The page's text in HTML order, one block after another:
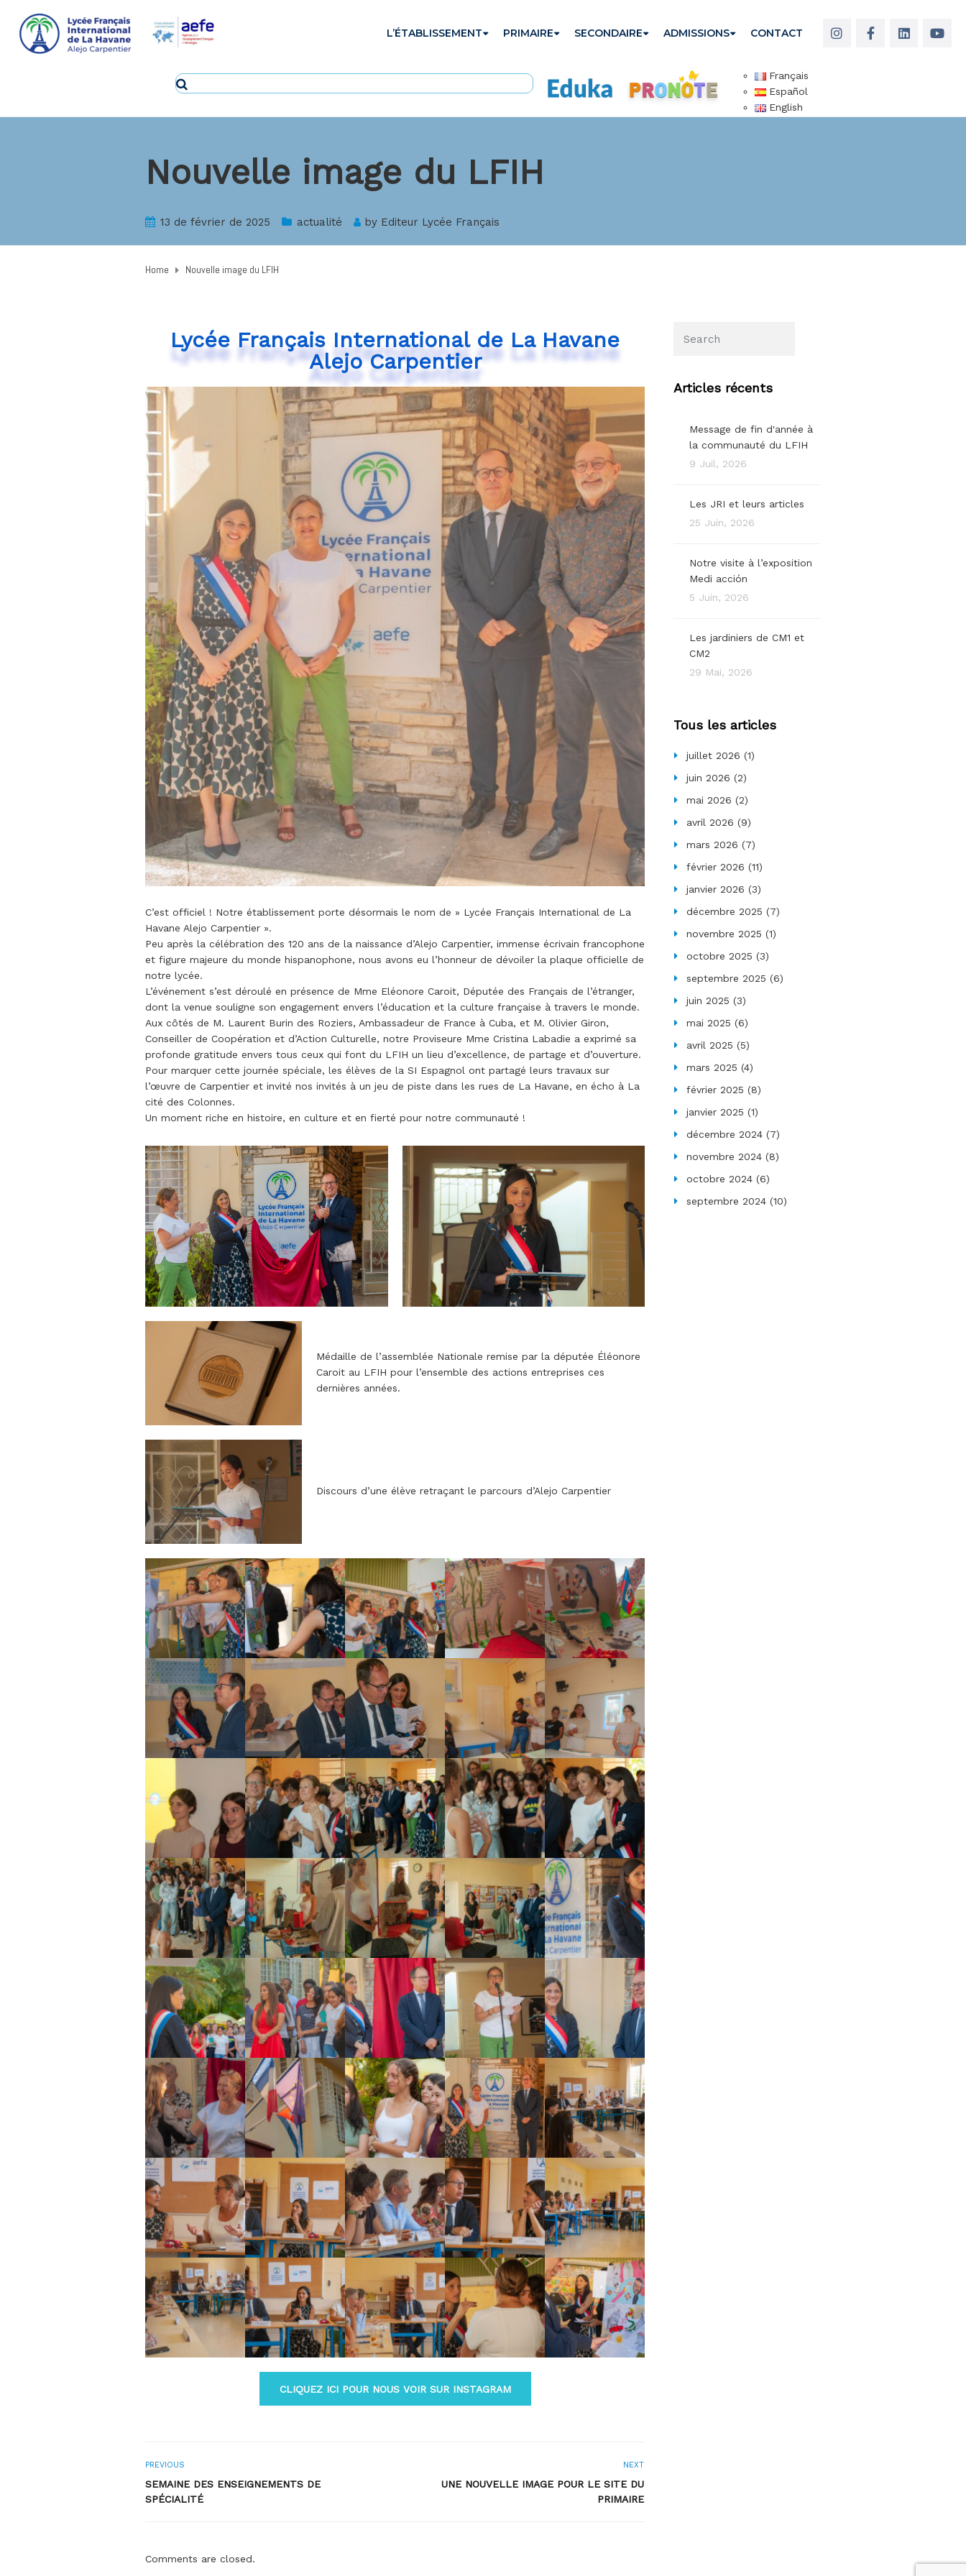
L’ÉTABLISSEMENT PRIMAIRE SECONDAIRE ADMISSIONS CONTACT
Français
Español
English
Nouvelle image du LFIH
13 de février de 2025 actualité by Editeur Lycée Français
Home Nouvelle image du LFIH
Lycée Français International de La Havane
Alejo Carpentier
C’est officiel ! Notre établissement porte désormais le nom de » Lycée Français International de La
Havane Alejo Carpentier ».
Peu après la célébration des 120 ans de la naissance d’Alejo Carpentier, immense écrivain francophone
et figure majeure du monde hispanophone, nous avons eu l’honneur de dévoiler la plaque officielle de
notre lycée.
L’événement s’est déroulé en présence de Mme Eléonore Caroit, Députée des Français de l’étranger,
dont la venue souligne son engagement envers l’éducation et la culture française à travers le monde.
Aux côtés de M. Laurent Burin des Roziers, Ambassadeur de France à Cuba, et M. Olivier Giron,
Conseiller de Coopération et d’Action Culturelle, notre Proviseure Mme Cristina Labadie a exprimé sa
profonde gratitude envers tous ceux qui font du LFIH un lieu d’excellence, de partage et d’ouverture.
Pour marquer cette journée spéciale, les élèves de la SI Espagnol ont partagé leurs travaux sur
l’œuvre de Carpentier et invité nos invités à un jeu de piste dans les rues de La Havane, en écho à La
cité des Colonnes.
Un moment riche en histoire, en culture et en fierté pour notre communauté !
Médaille de l’assemblée Nationale remise par la députée Éléonore
Caroit au LFIH pour l’ensemble des actions entreprises ces
dernières années.
Discours d’une élève retraçant le parcours d’Alejo Carpentier
CLIQUEZ ICI POUR NOUS VOIR SUR INSTAGRAM
PREVIOUS
SEMAINE DES ENSEIGNEMENTS DE
SPÉCIALITÉ
NEXT
UNE NOUVELLE IMAGE POUR LE SITE DU
PRIMAIRE
Comments are closed.
Articles récents
Message de fin d'année à
la communauté du LFIH
9 Juil, 2026
Les JRI et leurs articles
25 Juin, 2026
Notre visite à l’exposition
Medi acción
5 Juin, 2026
Les jardiniers de CM1 et
CM2
29 Mai, 2026
Tous les articles
juillet 2026 (1)
juin 2026 (2)
mai 2026 (2)
avril 2026 (9)
mars 2026 (7)
février 2026 (11)
janvier 2026 (3)
décembre 2025 (7)
novembre 2025 (1)
octobre 2025 (3)
septembre 2025 (6)
juin 2025 (3)
mai 2025 (6)
avril 2025 (5)
mars 2025 (4)
février 2025 (8)
janvier 2025 (1)
décembre 2024 (7)
novembre 2024 (8)
octobre 2024 (6)
septembre 2024 (10)